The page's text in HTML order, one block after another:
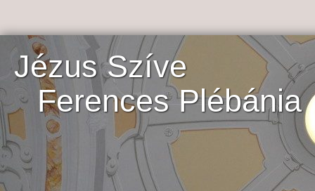
Jézus Szíve
Ferences Plébánia